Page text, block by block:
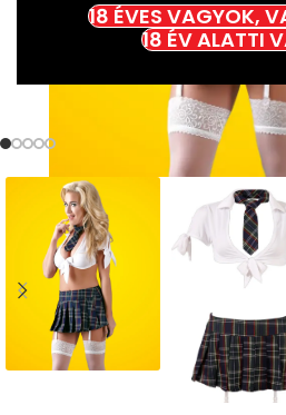
18 ÉVES VAGYOK,
18 ÉV ALATTI